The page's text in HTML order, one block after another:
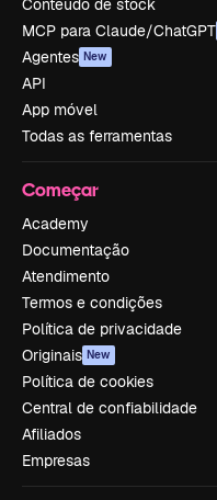
Conteúdo de stock
MCP para Claude/ChatGPT
Agentes New
API
App móvel
Todas as ferramentas
Começar
Academy
Documentação
Atendimento
Termos e condições
Política de privacidade
Originais New
Política de cookies
Central de confiabilidade
Afiliados
Empresas